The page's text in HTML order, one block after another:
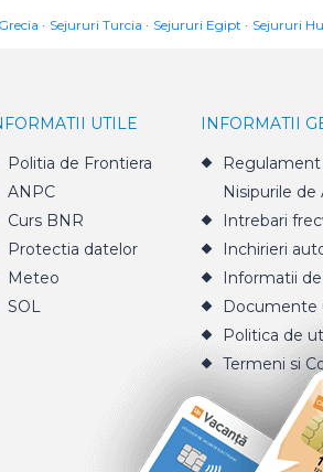
Sejururi Turcia Sejururi Egipt Sejururi
UTILE
Politia de Frontiera
ANPC
Curs BNR
Protectia datelor
Meteo
SOL
INFORMATII
Regulament
Nisipurile de
Intrebari
Inchirieri
Informatii
Documente
Politica de
Termeni si